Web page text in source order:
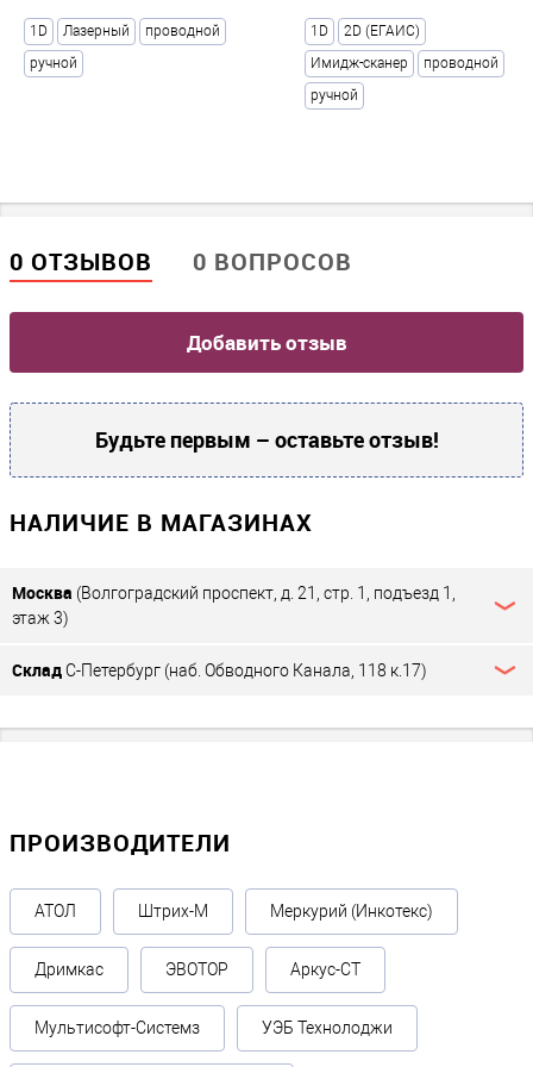
Звуковой сигнализатор считывания
Есть
Световой сигнализатор считывания
Белый
Вес НЕТТО (в граммах) ?
136
Материал корпуса ?
пластик
Условия эксплуатации
Рабочая температура °C ?
- 20° ~ 50°
Прочие
Видео в слайдере картинок
456239290
Показывать в слайдере АКЦИИ И СКИДКИ
Производитель
Штрих-М
1D Лазерный
проводной
ручной
1D
2D (ЕГАИС)
Имидж-сканер
проводной
ручной
0 ОТЗЫВОВ 0 ВОПРОСОВ
Добавить отзыв
Будьте первым – оставьте отзыв!
НАЛИЧИЕ В МАГАЗИНАХ
Москва (Волгоградский проспект, д. 21, стр. 1, подъезд 1,
этаж 3)
СкладС-Петербург (наб. Обводного Канала, 118 к.17)
ПРОИЗВОДИТЕЛИ
АТОЛ Штрих-М Меркурий (Инкотекс)
Дримкас ЭВОТОР Аркус-СТ
Мультисофт-Системз УЭБ Технолоджи